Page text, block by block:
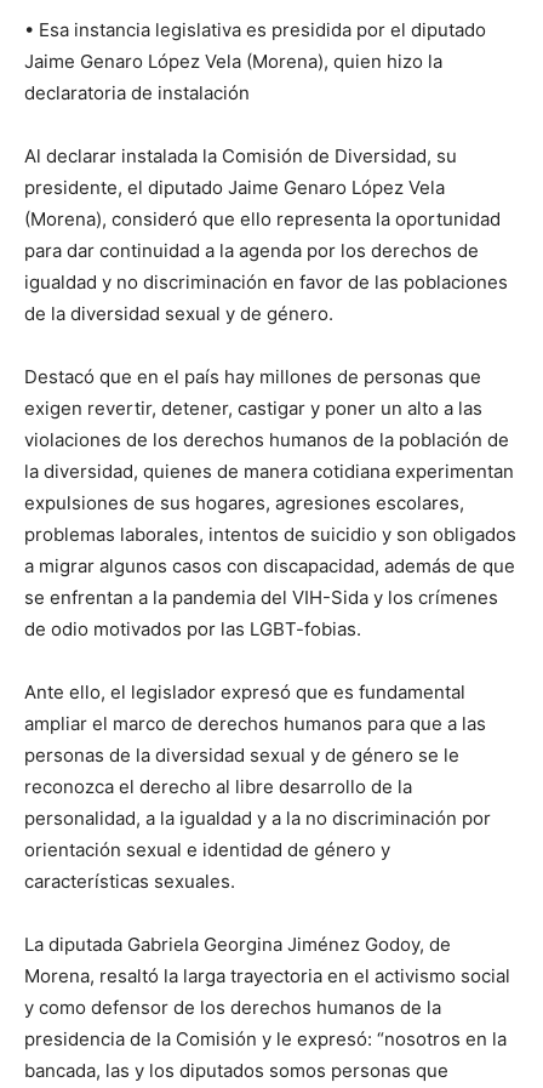
• Esa instancia legislativa es presidida por el diputado
Jaime Genaro López Vela (Morena), quien hizo la
declaratoria de instalación
Al declarar instalada la Comisión de Diversidad, su
presidente, el diputado Jaime Genaro López Vela
(Morena), consideró que ello representa la oportunidad
para dar continuidad a la agenda por los derechos de
igualdad y no discriminación en favor de las poblaciones
de la diversidad sexual y de género.
Destacó que en el país hay millones de personas que
exigen revertir, detener, castigar y poner un alto a las
violaciones de los derechos humanos de la población de
la diversidad, quienes de manera cotidiana experimentan
expulsiones de sus hogares, agresiones escolares,
problemas laborales, intentos de suicidio y son obligados
a migrar algunos casos con discapacidad, además de que
se enfrentan a la pandemia del VIH-Sida y los crímenes
de odio motivados por las LGBT-fobias.
Ante ello, el legislador expresó que es fundamental
ampliar el marco de derechos humanos para que a las
personas de la diversidad sexual y de género se le
reconozca el derecho al libre desarrollo de la
personalidad, a la igualdad y a la no discriminación por
orientación sexual e identidad de género y
características sexuales.
La diputada Gabriela Georgina Jiménez Godoy, de
Morena, resaltó la larga trayectoria en el activismo social
y como defensor de los derechos humanos de la
presidencia de la Comisión y le expresó: “nosotros en la
bancada, las y los diputados somos personas que